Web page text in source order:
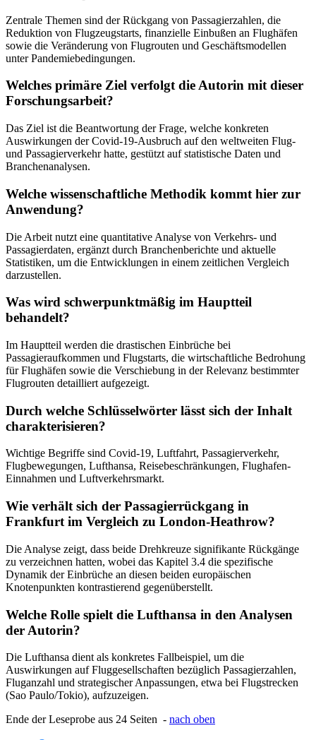
Zentrale Themen sind der Rückgang von Passagierzahlen, die
Reduktion von Flugzeugstarts, finanzielle Einbußen an Flughäfen
sowie die Veränderung von Flugrouten und Geschäftsmodellen
unter Pandemiebedingungen.
Welches primäre Ziel verfolgt die Autorin mit dieser
Forschungsarbeit?
Das Ziel ist die Beantwortung der Frage, welche konkreten
Auswirkungen der Covid-19-Ausbruch auf den weltweiten Flug-
und Passagierverkehr hatte, gestützt auf statistische Daten und
Branchenanalysen.
Welche wissenschaftliche Methodik kommt hier zur
Anwendung?
Die Arbeit nutzt eine quantitative Analyse von Verkehrs- und
Passagierdaten, ergänzt durch Branchenberichte und aktuelle
Statistiken, um die Entwicklungen in einem zeitlichen Vergleich
darzustellen.
Was wird schwerpunktmäßig im Hauptteil
behandelt?
Im Hauptteil werden die drastischen Einbrüche bei
Passagieraufkommen und Flugstarts, die wirtschaftliche Bedrohung
für Flughäfen sowie die Verschiebung in der Relevanz bestimmter
Flugrouten detailliert aufgezeigt.
Durch welche Schlüsselwörter lässt sich der Inhalt
charakterisieren?
Wichtige Begriffe sind Covid-19, Luftfahrt, Passagierverkehr,
Flugbewegungen, Lufthansa, Reisebeschränkungen, Flughafen-
Einnahmen und Luftverkehrsmarkt.
Wie verhält sich der Passagierrückgang in
Frankfurt im Vergleich zu London-Heathrow?
Die Analyse zeigt, dass beide Drehkreuze signifikante Rückgänge
zu verzeichnen hatten, wobei das Kapitel 3.4 die spezifische
Dynamik der Einbrüche an diesen beiden europäischen
Knotenpunkten kontrastierend gegenüberstellt.
Welche Rolle spielt die Lufthansa in den Analysen
der Autorin?
Die Lufthansa dient als konkretes Fallbeispiel, um die
Auswirkungen auf Fluggesellschaften bezüglich Passagierzahlen,
Fluganzahl und strategischer Anpassungen, etwa bei Flugstrecken
(Sao Paulo/Tokio), aufzuzeigen.
Ende der Leseprobe aus 24 Seiten - nach oben